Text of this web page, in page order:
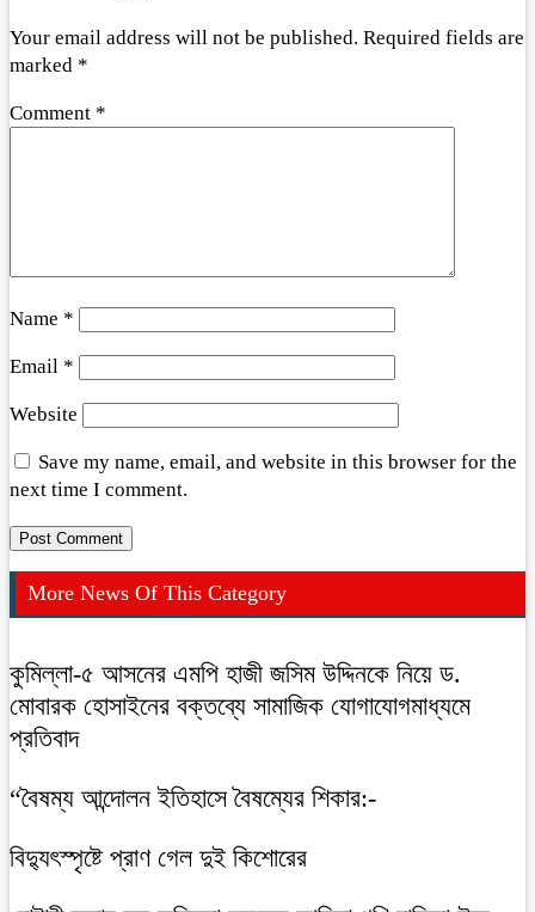
Your email address will not be published. Required fields are
marked *
Comment *
Name *
Email *
Website
Save my name, email, and website in this browser for the
next time I comment.
More News Of This Category
কুমিল্লা-৫ আসনের এমপি হাজী জসিম উদ্দিনকে নিয়ে ড.
মোবারক হোসাইনের বক্তব্যে সামাজিক যোগাযোগমাধ্যমে
প্রতিবাদ
“বৈষম্য আন্দোলন ইতিহাসে বৈষম্যের শিকার:-
বিদ্যুৎস্পৃষ্টে প্রাণ গেল দুই কিশোরের